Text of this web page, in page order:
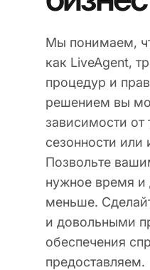
Мы понимаем,
как LiveAgent,
процедур и
решением вы
зависимости от
сезонности или
Позвольте
нужное время и
меньше.
и довольными
обеспечения
предоставляем.